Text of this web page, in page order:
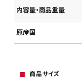
内容量・商品重量
原産国
商品サイズ